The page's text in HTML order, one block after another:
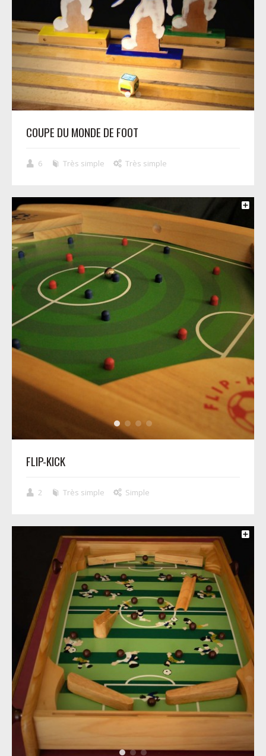
COUPE DU MONDE DE FOOT
6 Très simple Très simple
FLIP-KICK
2 Très simple Simple